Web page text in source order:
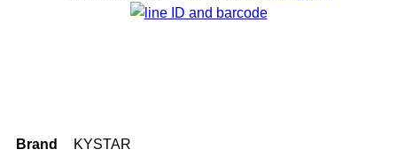
Brand KYSTAR